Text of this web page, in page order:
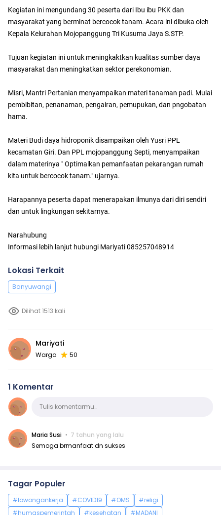
Kegiatan ini mengundang 30 peserta dari Ibu ibu PKK dan
masyarakat yang berminat bercocok tanam. Acara ini dibuka oleh
Kepala Kelurahan Mojopanggung Tri Kusuma Jaya S.STP.
Tujuan kegiatan ini untuk meningkaktkan kualitas sumber daya
masyarakat dan meningkatkan sektor perekonomian.
Misri, Mantri Pertanian menyampaikan materi tanaman padi. Mulai
pembibitan, penanaman, pengairan, pemupukan, dan pngobatan
hama.
Materi Budi daya hidroponik disampaikan oleh Yusri PPL
kecamatan Giri. Dan PPL mojopanggung Septi, menyampaikan
dalam materinya " Optimalkan pemanfaatan pekarangan rumah
kita untuk bercocok tanam." ujarnya.
Harapannya peserta dapat menerapakan ilmunya dari diri sendiri
dan untuk lingkungan sekitarnya.
Narahubung
Informasi lebih lanjut hubungi Mariyati 085257048914
Lokasi Terkait
Banyuwangi
Dilihat 1513 kali
Mariyati
Warga 50
1 Komentar
KomentarTulis komentarmu…
Maria Susi
7 tahun yang lalu
Semoga brmanfaat dn sukses
Tagar Populer
#lowongankerja #COVID19 #OMS
#religi
#humaspemerintah
#kesehatan #MADANI